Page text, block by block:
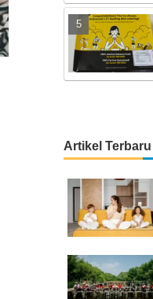
Artikel Terbaru